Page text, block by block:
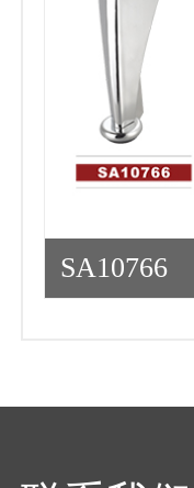
SA10766